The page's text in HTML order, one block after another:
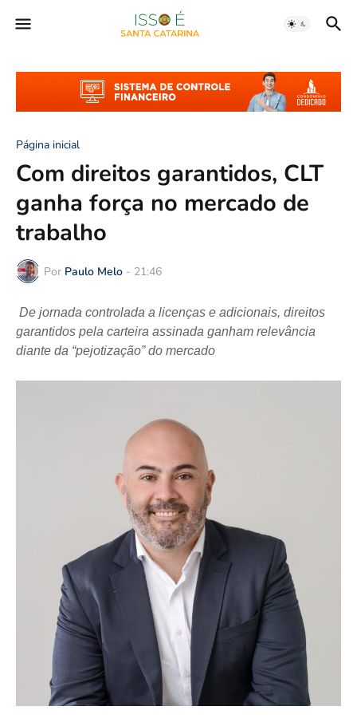
Página inicial
Com direitos garantidos, CLT
ganha força no mercado de
trabalho
Por Paulo Melo - 21:46
De jornada controlada a licenças e adicionais, direitos
garantidos pela carteira assinada ganham relevância
diante da “pejotização” do mercado